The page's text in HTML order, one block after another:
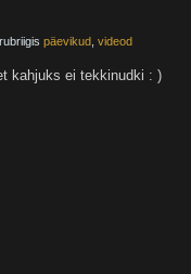
rubriigis päevikud videod
kahjuks ei tekkinudki : )